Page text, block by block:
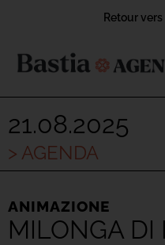
Retour
21.08.2025
> AGENDA
ANIMAZIONE
MILONGA